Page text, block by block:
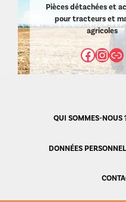
Pièces détachées et
pour tracteurs et
agricoles
QUI SOMMES-NOUS
DONNÉES